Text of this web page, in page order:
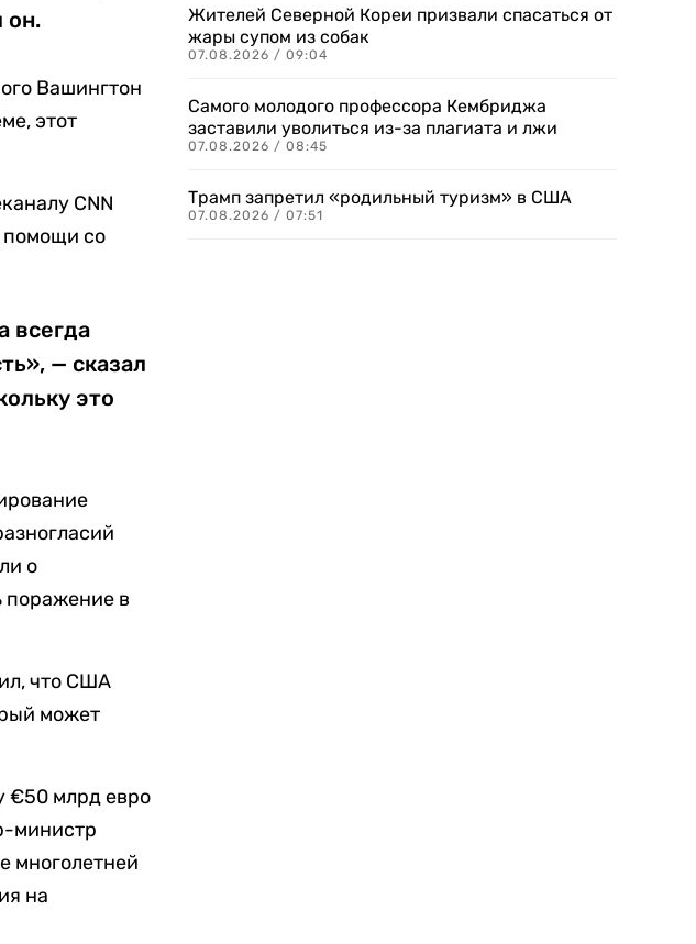
он.
Вашингтон
этот
CNN
помощи со
всегда
— сказал
это
о
поражение в
что США
может
€50 млрд евро
министр
многолетней
на
Жителей Северной Кореи призвали спасаться от
жары супом из собак
07.08.2026 / 09:04
Самого молодого профессора Кембриджа
заставили уволиться из-за плагиата и лжи
07.08.2026 / 08:45
Трамп запретил «родильный туризм» в США
07.08.2026 / 07:51